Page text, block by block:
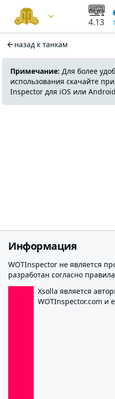
4.13
назад к танкам
Примечание: Для более
использования скачайте
Inspector для iOS или
Информация
WOTInspector не является
разработан согласно
Xsolla является
WOTInspector.com и